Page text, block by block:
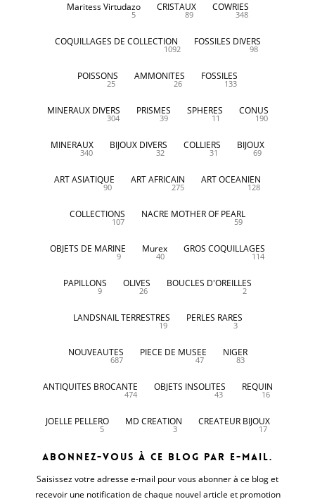
Maritess Virtudazo
5
CRISTAUX
89
COWRIES
348
COQUILLAGES DE COLLECTION
1092
FOSSILES DIVERS
98
POISSONS
25
AMMONITES
26
FOSSILES
133
MINERAUX DIVERS
304
PRISMES
39
SPHERES
11
CONUS
190
MINERAUX
340
BIJOUX DIVERS
32
COLLIERS
31
BIJOUX
69
ART ASIATIQUE
90
ART AFRICAIN
275
ART OCEANIEN
128
COLLECTIONS
107
NACRE MOTHER OF PEARL
59
OBJETS DE MARINE
9
Murex
40
GROS COQUILLAGES
114
PAPILLONS
9
OLIVES
26
BOUCLES D'OREILLES
2
LANDSNAIL TERRESTRES
19
PERLES RARES
3
NOUVEAUTES
687
PIECE DE MUSEE
47
NIGER
83
ANTIQUITES BROCANTE
474
OBJETS INSOLITES
43
REQUIN
16
JOELLE PELLERO
5
MD CREATION
3
CREATEUR BIJOUX
17
Abonnez-vous à ce blog par e-mail.
Saisissez votre adresse e-mail pour vous abonner à ce blog et
recevoir une notification de chaque nouvel article et promotion